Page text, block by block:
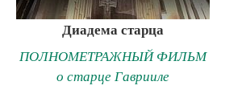
Диадема старца
ПОЛНОМЕТРАЖНЫЙ ФИЛЬМ
о старце Гаврииле